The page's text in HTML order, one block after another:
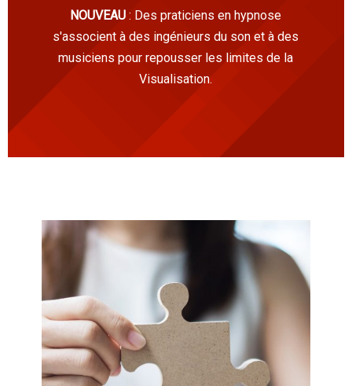
NOUVEAU : Des praticiens en hypnose
s'associent à des ingénieurs du son et à des
musiciens pour repousser les limites de la
Visualisation.